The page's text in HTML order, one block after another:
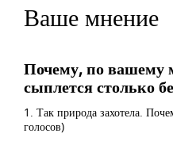
Ваше мнение
Почему, по вашему
сыплется столько
1. Так природа захотела.
голосов)